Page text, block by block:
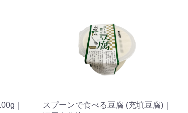
｜
スプーンで食べる豆腐 (充填豆腐)｜